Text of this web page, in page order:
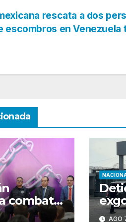
rescata a dos
escombros en Venezuela
combate
en
AGO